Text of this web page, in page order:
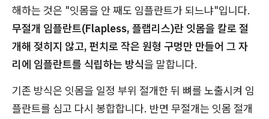
해하는 것은 "잇몸을 안 째도 임플란트가 되느냐"입니다.
무절개 임플란트(Flapless, 플랩리스)란 잇몸을 칼로 절
개해 젖히지 않고, 펀치로 작은 원형 구멍만 만들어 그 자
리에 임플란트를 식립하는 방식을 말합니다.
기존 방식은 잇몸을 일정 부위 절개한 뒤 뼈를 노출시켜 임
플란트를 심고 다시 봉합합니다. 반면 무절개는 잇몸 절개